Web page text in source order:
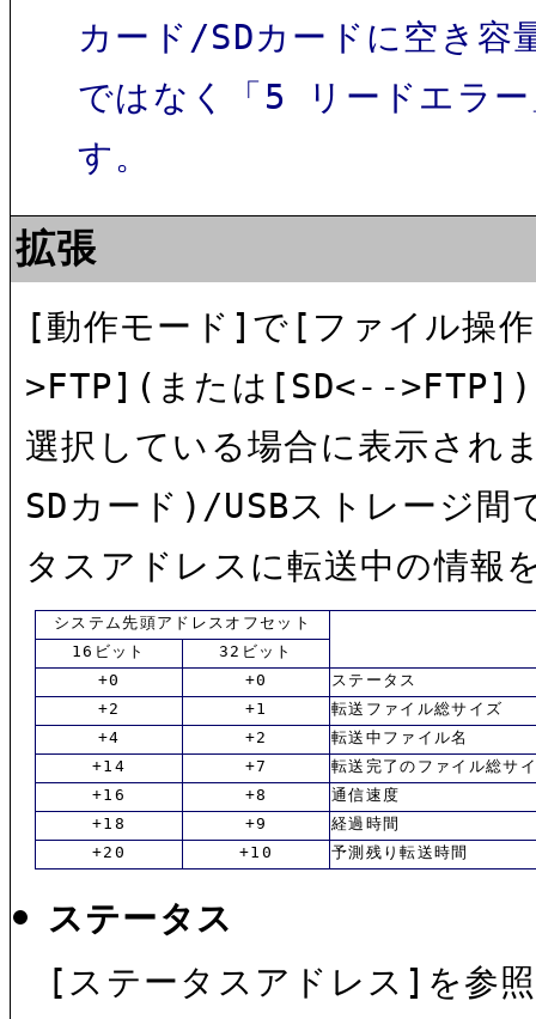
カード/SDカードに空き
ではなく「5 リードエラ
す。
拡張
[動作モード]で[ファイル操
>FTP](または[SD<-->FTP])
選択している場合に表示され
SDカード)/USBストレージ間
タスアドレスに転送中の情報
システム先頭アドレスオフセット
16ビット
32ビット
+0
+0
ステータス
+2
+1
転送ファイル総サイズ
+4
+2
転送中ファイル名
+14
+7
転送完了のファイル総サ
+16
+8
通信速度
+18
+9
経過時間
+20
+10 予測残り転送時間
ステータス
[ステータスアドレス]を参